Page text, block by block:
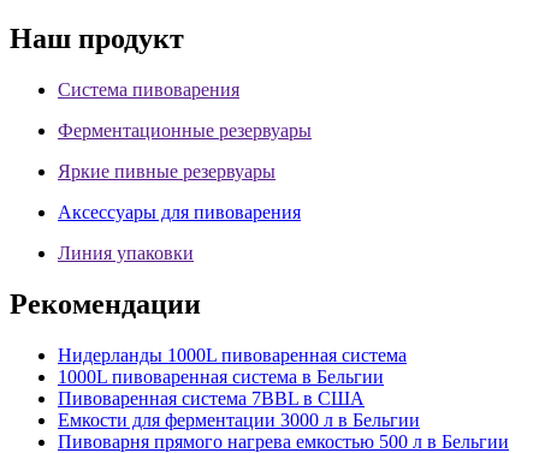
Наш продукт
Система пивоварения
Ферментационные резервуары
Яркие пивные резервуары
Аксессуары для пивоварения
Линия упаковки
Рекомендации
Нидерланды 1000L пивоваренная система
1000L пивоваренная система в Бельгии
Пивоваренная система 7BBL в США
Емкости для ферментации 3000 л в Бельгии
Пивоварня прямого нагрева емкостью 500 л в Бельгии